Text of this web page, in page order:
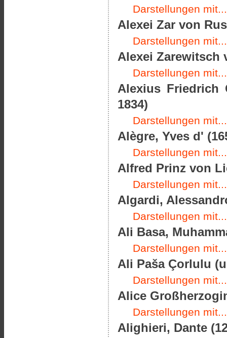
Darstellungen mit...
Alexei Zar von
Darstellungen mit...
Alexei Zarewitsch
Darstellungen mit...
Alexius Friedrich
1834)
Darstellungen mit...
Alègre, Yves d'
Darstellungen mit...
Alfred Prinz von
Darstellungen mit...
Algardi,
Darstellungen mit...
Ali Basa,
Darstellungen mit...
Ali Paša Çorlulu
Darstellungen mit...
Alice
Darstellungen mit...
Alighieri, Dante